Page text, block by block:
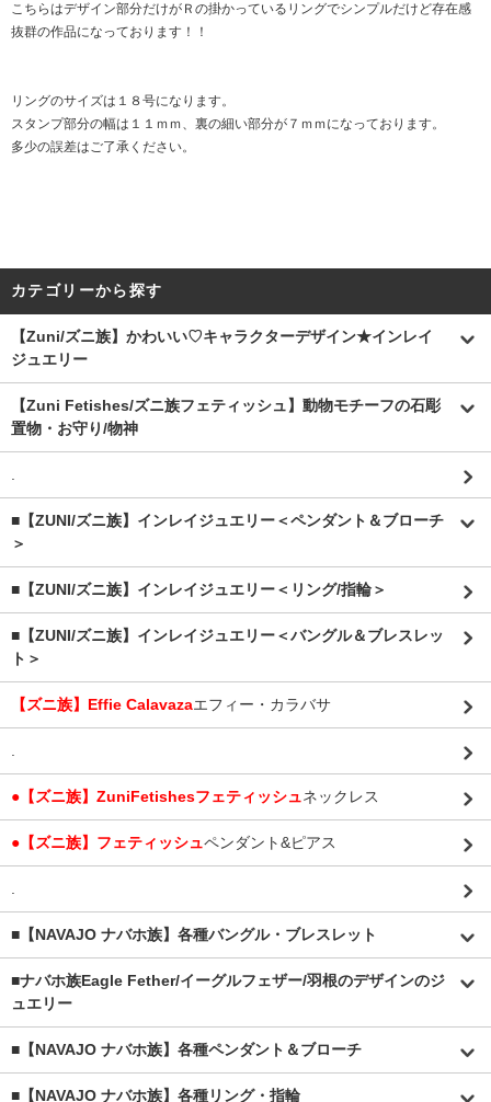
こちらはデザイン部分だけがＲの掛かっているリングでシンプルだけど存在感
抜群の作品になっております！！
リングのサイズは１８号になります。
スタンプ部分の幅は１１ｍｍ、裏の細い部分が７ｍｍになっております。
多少の誤差はご了承ください。
カテゴリーから探す
【Zuni/ズニ族】かわいい♡キャラクターデザイン★インレイ
ジュエリー
【Zuni Fetishes/ズニ族フェティッシュ】動物モチーフの石彫
置物・お守り/物神
.
■【ZUNI/ズニ族】インレイジュエリー＜ペンダント＆ブローチ
＞
■【ZUNI/ズニ族】インレイジュエリー＜リング/指輪＞
■【ZUNI/ズニ族】インレイジュエリー＜バングル＆ブレスレッ
ト＞
【ズニ族】Effie Calavazaエフィー・カラバサ
.
●【ズニ族】ZuniFetishesフェティッシュネックレス
●【ズニ族】フェティッシュペンダント&ピアス
.
■【NAVAJO ナバホ族】各種バングル・ブレスレット
■ナバホ族Eagle Fether/イーグルフェザー/羽根のデザインのジ
ュエリー
■【NAVAJO ナバホ族】各種ペンダント＆ブローチ
■【NAVAJO ナバホ族】各種リング・指輪